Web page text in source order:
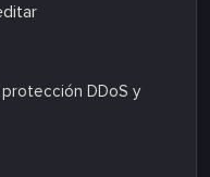
DDoS y